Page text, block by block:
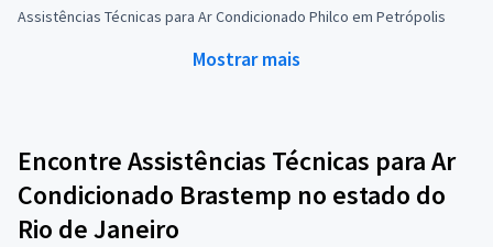
Assistências Técnicas para Ar Condicionado Philco em Petrópolis
Mostrar mais
Encontre Assistências Técnicas para Ar
Condicionado Brastemp no estado do
Rio de Janeiro